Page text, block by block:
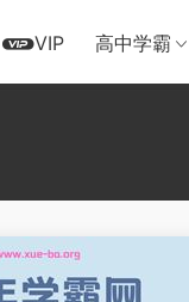
VIP 高中学霸